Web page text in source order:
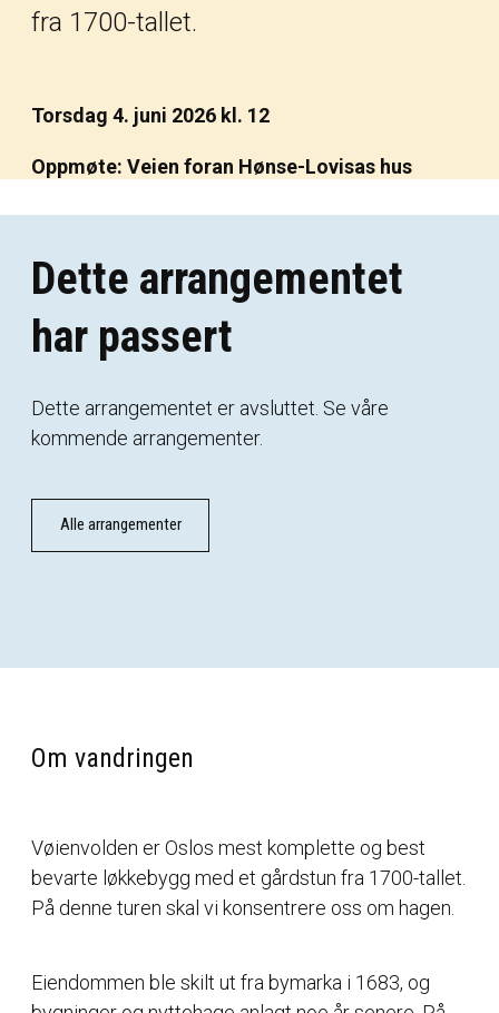
fra 1700-tallet.
Torsdag 4. juni 2026 kl. 12
Oppmøte: Veien foran Hønse-Lovisas hus
Dette arrangementet
har passert
Dette arrangementet er avsluttet. Se våre
kommende arrangementer.
Alle arrangementer
Om vandringen
Vøienvolden er Oslos mest komplette og best
bevarte løkkebygg med et gårdstun fra 1700-tallet.
På denne turen skal vi konsentrere oss om hagen.
Eiendommen ble skilt ut fra bymarka i 1683, og